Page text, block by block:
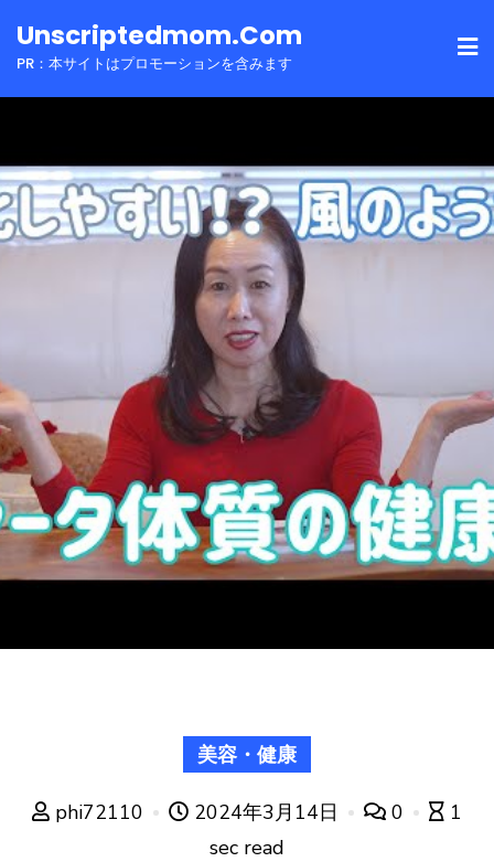
toUnscriptedmom.com
PR：本サイトはプロモーションを含みます
美容・健康
phi72110 2024年3月14日 0
1
sec read